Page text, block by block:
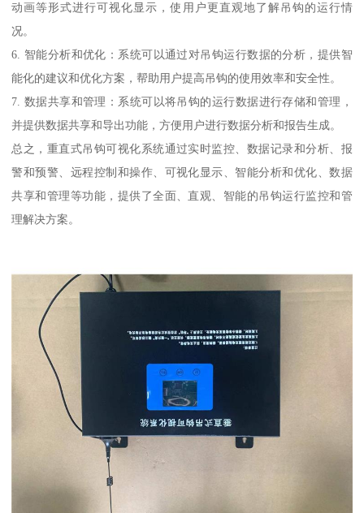
动画等形式进行可视化显示，使用户更直观地了解吊钩的运行情
况。
6. 智能分析和优化：系统可以通过对吊钩运行数据的分析，提供智
能化的建议和优化方案，帮助用户提高吊钩的使用效率和安全性。
7. 数据共享和管理：系统可以将吊钩的运行数据进行存储和管理，
并提供数据共享和导出功能，方便用户进行数据分析和报告生成。
总之，重直式吊钩可视化系统通过实时监控、数据记录和分析、报
警和预警、远程控制和操作、可视化显示、智能分析和优化、数据
共享和管理等功能，提供了全面、直观、智能的吊钩运行监控和管
理解决方案。